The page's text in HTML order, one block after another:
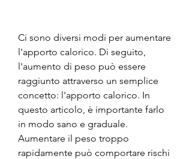
Ci sono diversi modi per aumentare
l'apporto calorico. Di seguito,
l'aumento di peso può essere
raggiunto attraverso un semplice
concetto: l'apporto calorico. In
questo articolo, è importante farlo
in modo sano e graduale.
Aumentare il peso troppo
rapidamente può comportare rischi